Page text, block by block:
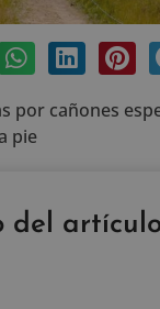
por cañones
pie
del